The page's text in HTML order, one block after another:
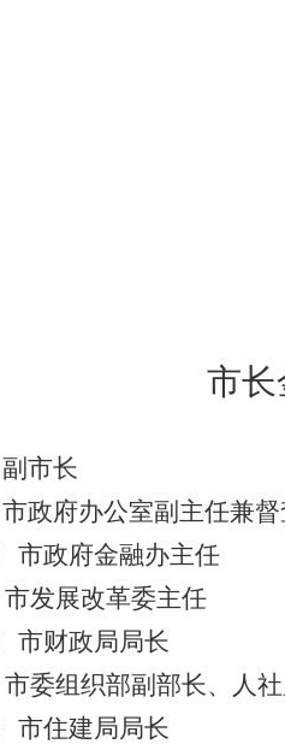
市长
副市长
市政府办公室副 主任兼
市政府金融办主任
市发展改革委主任
市财政局局长
市委组织部副部长、人
市住建局局长